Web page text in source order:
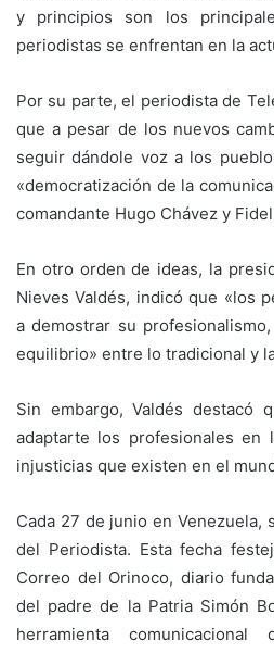
y principios son los
periodistas se enfrentan en la
Por su parte, el periodista de
que a pesar de los nuevos
seguir dándole voz a los
«democratización de la
comandante Hugo Chávez y
En otro orden de ideas, la
Nieves Valdés, indicó que «los
a demostrar su
equilibrio» entre lo tradicional y
Sin embargo, Valdés destacó
adaptarte los profesionales en
injusticias que existen en el
Cada 27 de junio en Venezuela,
del Periodista. Esta fecha
Correo del Orinoco, diario
del padre de la Patria Simón
herramienta